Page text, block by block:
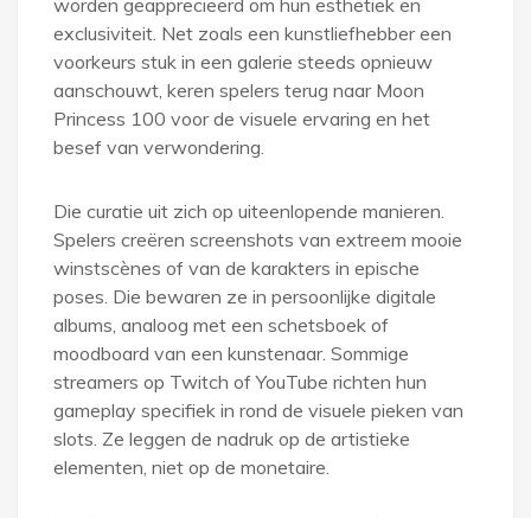
worden geapprecieerd om hun esthetiek en
exclusiviteit. Net zoals een kunstliefhebber een
voorkeurs stuk in een galerie steeds opnieuw
aanschouwt, keren spelers terug naar Moon
Princess 100 voor de visuele ervaring en het
besef van verwondering.
Die curatie uit zich op uiteenlopende manieren.
Spelers creëren screenshots van extreem mooie
winstscènes of van de karakters in epische
poses. Die bewaren ze in persoonlijke digitale
albums, analoog met een schetsboek of
moodboard van een kunstenaar. Sommige
streamers op Twitch of YouTube richten hun
gameplay specifiek in rond de visuele pieken van
slots. Ze leggen de nadruk op de artistieke
elementen, niet op de monetaire.